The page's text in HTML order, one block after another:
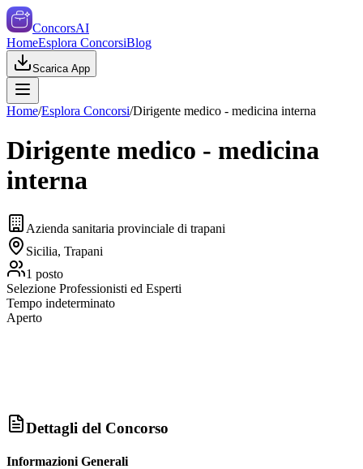
ConcorsAI
HomeEsplora ConcorsiBlog
Scarica App
Home/Esplora Concorsi/Dirigente medico - medicina interna
Dirigente medico - medicina
interna
Azienda sanitaria provinciale di trapani
Sicilia, Trapani
1 posto
Selezione Professionisti ed Esperti
Tempo indeterminato
Aperto
Dettagli del Concorso
Informazioni Generali